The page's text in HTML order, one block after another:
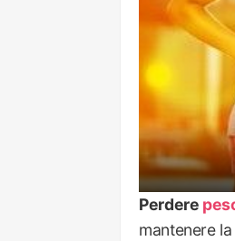
Perdere
mantenere la